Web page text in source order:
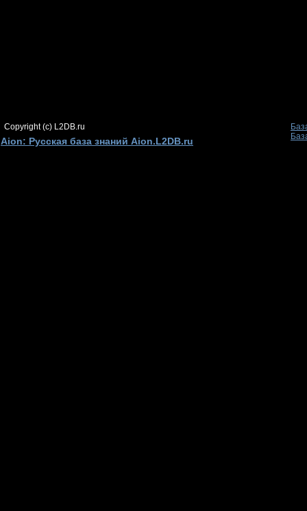
Copyright (c) L2DB.ru
Aion: Русская база знаний Aion.L2DB.ru